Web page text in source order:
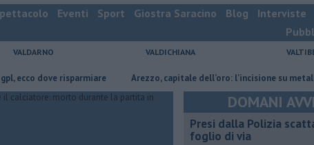
Eventi Sport Giostra Saracino Blog Interviste
VALDARNO VALDICHIANA
dove risparmiare Arezzo, capitale dell’oro: l’incisione su metallo tra
DOMANI
Presi dalla Polizia
foglio di via